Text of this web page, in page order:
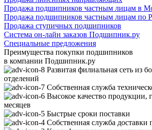
Продажа подшипников частным лицам в
Продажа подшипников частным лицам по
Продажа ступичных подшипников
Система он-лайн заказов Подшипник.ру
Специальные предложения
Преимущества покупки подшипников
в компании Подшипник.ру
Развитая филиальная сеть из
отделений
Собственная служба
Высокое качество продукции,
месяцев
Быстрые сроки поставки
Собственная служба